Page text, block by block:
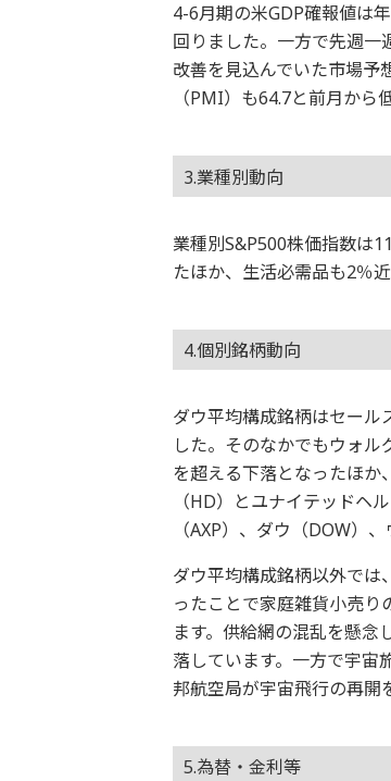
4-6月期の米GDP確報値は
回りました。一方で先週一
改善を見込んでいた市場予
（PMI）も64.7と前月から
3.業種別動向
業種別S&P500株価指数は
たほか、生活必需品も2％近
4.個別銘柄動向
ダウ平均構成銘柄はセール
した。そのなかでもウォ
を超える下落となったほか
（HD）とユナイテッドヘ
（AXP）、ダウ（DOW）
ダウ平均構成銘柄以外では
ったことで家庭雑貨小売り
ます。供給網の混乱を懸念
落しています。一方で宇宙
邦航空局が宇宙飛行の再開
5.為替・金利等